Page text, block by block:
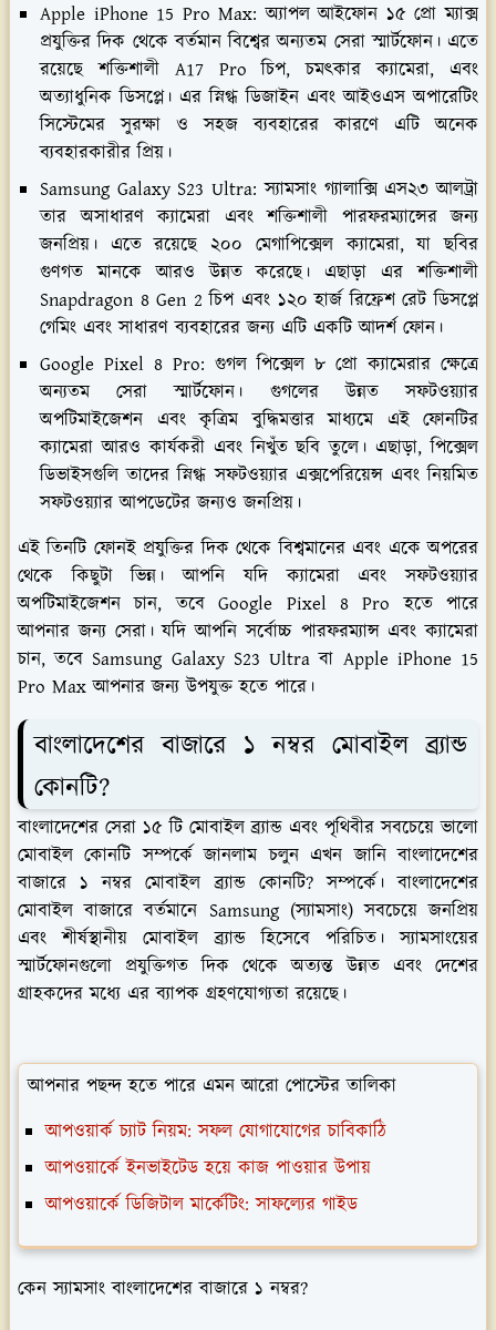
Apple iPhone 15 Pro Max: অ্যাপল আইফোন ১৫ প্রো ম্যাক্স
প্রযুক্তির দিক থেকে বর্তমান বিশ্বের অন্যতম সেরা স্মার্টফোন। এতে
রয়েছে শক্তিশালী A17 Pro চিপ, চমৎকার ক্যামেরা, এবং
অত্যাধুনিক ডিসপ্লে। এর স্নিগ্ধ ডিজাইন এবং আইওএস অপারেটিং
সিস্টেমের সুরক্ষা ও সহজ ব্যবহারের কারণে এটি অনেক
ব্যবহারকারীর প্রিয়।
Samsung Galaxy S23 Ultra: স্যামসাং গ্যালাক্সি এস২৩ আলট্রা
তার অসাধারণ ক্যামেরা এবং শক্তিশালী পারফরম্যান্সের জন্য
জনপ্রিয়। এতে রয়েছে ২০০ মেগাপিক্সেল ক্যামেরা, যা ছবির
গুণগত মানকে আরও উন্নত করেছে। এছাড়া এর শক্তিশালী
Snapdragon 8 Gen 2 চিপ এবং ১২০ হার্জ রিফ্রেশ রেট ডিসপ্লে
গেমিং এবং সাধারণ ব্যবহারের জন্য এটি একটি আদর্শ ফোন।
Google Pixel 8 Pro: গুগল পিক্সেল ৮ প্রো ক্যামেরার ক্ষেত্রে
অন্যতম সেরা স্মার্টফোন। গুগলের উন্নত সফটওয়্যার
অপটিমাইজেশন এবং কৃত্রিম বুদ্ধিমত্তার মাধ্যমে এই ফোনটির
ক্যামেরা আরও কার্যকরী এবং নিখুঁত ছবি তুলে। এছাড়া, পিক্সেল
ডিভাইসগুলি তাদের স্নিগ্ধ সফটওয়্যার এক্সপেরিয়েন্স এবং নিয়মিত
সফটওয়্যার আপডেটের জন্যও জনপ্রিয়।
এই তিনটি ফোনই প্রযুক্তির দিক থেকে বিশ্বমানের এবং একে অপরের
থেকে কিছুটা ভিন্ন। আপনি যদি ক্যামেরা এবং সফটওয়্যার
অপটিমাইজেশন চান, তবে Google Pixel 8 Pro হতে পারে
আপনার জন্য সেরা। যদি আপনি সর্বোচ্চ পারফরম্যান্স এবং ক্যামেরা
চান, তবে Samsung Galaxy S23 Ultra বা Apple iPhone 15
Pro Max আপনার জন্য উপযুক্ত হতে পারে।
বাংলাদেশের বাজারে ১ নম্বর মোবাইল ব্র্যান্ড
কোনটি?
বাংলাদেশের সেরা ১৫ টি মোবাইল ব্র্যান্ড এবং পৃথিবীর সবচেয়ে ভালো
মোবাইল কোনটি সম্পর্কে জানলাম চলুন এখন জানি বাংলাদেশের
বাজারে ১ নম্বর মোবাইল ব্র্যান্ড কোনটি? সম্পর্কে। বাংলাদেশের
মোবাইল বাজারে বর্তমানে Samsung (স্যামসাং) সবচেয়ে জনপ্রিয়
এবং শীর্ষস্থানীয় মোবাইল ব্র্যান্ড হিসেবে পরিচিত। স্যামসাংয়ের
স্মার্টফোনগুলো প্রযুক্তিগত দিক থেকে অত্যন্ত উন্নত এবং দেশের
গ্রাহকদের মধ্যে এর ব্যাপক গ্রহণযোগ্যতা রয়েছে।
আপনার পছন্দ হতে পারে এমন আরো পোস্টের তালিকা
আপওয়ার্ক চ্যাট নিয়ম: সফল যোগাযোগের চাবিকাঠি
আপওয়ার্কে ইনভাইটেড হয়ে কাজ পাওয়ার উপায়
আপওয়ার্কে ডিজিটাল মার্কেটিং: সাফল্যের গাইড
কেন স্যামসাং বাংলাদেশের বাজারে ১ নম্বর?